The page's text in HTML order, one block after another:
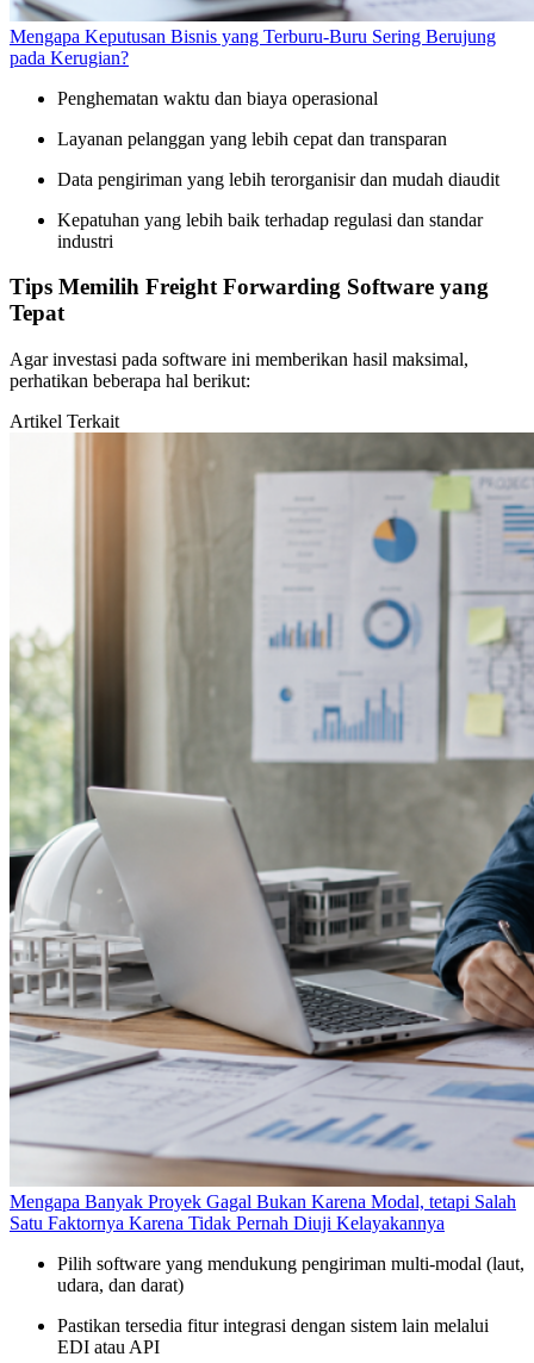
Mengapa Keputusan Bisnis yang Terburu-Buru Sering Berujung
pada Kerugian?
Penghematan waktu dan biaya operasional
Layanan pelanggan yang lebih cepat dan transparan
Data pengiriman yang lebih terorganisir dan mudah diaudit
Kepatuhan yang lebih baik terhadap regulasi dan standar
industri
Tips Memilih Freight Forwarding Software yang
Tepat
Agar investasi pada software ini memberikan hasil maksimal,
perhatikan beberapa hal berikut:
Artikel Terkait
Mengapa Banyak Proyek Gagal Bukan Karena Modal, tetapi Salah
Satu Faktornya Karena Tidak Pernah Diuji Kelayakannya
Pilih software yang mendukung pengiriman multi-modal (laut,
udara, dan darat)
Pastikan tersedia fitur integrasi dengan sistem lain melalui
EDI atau API